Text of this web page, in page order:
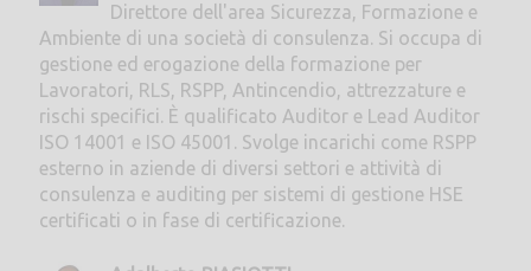
Direttore dell'area Sicurezza, Formazione e
Ambiente di una società di consulenza. Si occupa di
gestione ed erogazione della formazione per
Lavoratori, RLS, RSPP, Antincendio, attrezzature e
rischi specifici. È qualificato Auditor e Lead Auditor
ISO 14001 e ISO 45001. Svolge incarichi come RSPP
esterno in aziende di diversi settori e attività di
consulenza e auditing per sistemi di gestione HSE
certificati o in fase di certificazione.